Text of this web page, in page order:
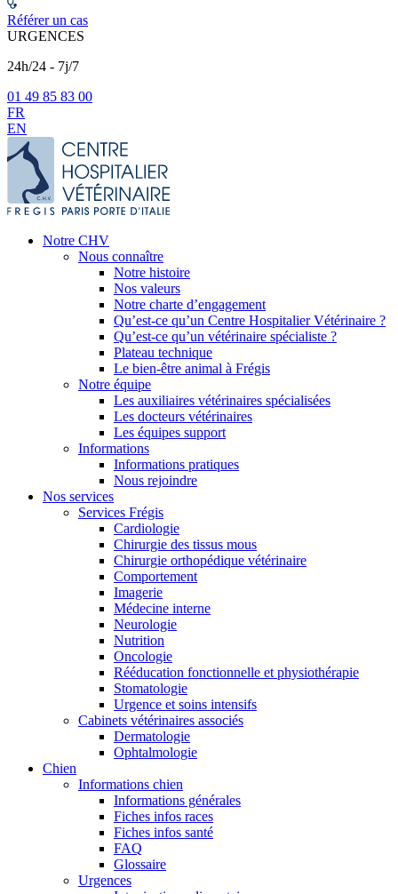
Référer un cas
URGENCES
24h/24 - 7j/7
01 49 85 83 00
FR
EN
Notre CHV
Nous connaître
Notre histoire
Nos valeurs
Notre charte d’engagement
Qu’est-ce qu’un Centre Hospitalier Vétérinaire ?
Qu’est-ce qu’un vétérinaire spécialiste ?
Plateau technique
Le bien-être animal à Frégis
Notre équipe
Les auxiliaires vétérinaires spécialisées
Les docteurs vétérinaires
Les équipes support
Informations
Informations pratiques
Nous rejoindre
Nos services
Services Frégis
Cardiologie
Chirurgie des tissus mous
Chirurgie orthopédique vétérinaire
Comportement
Imagerie
Médecine interne
Neurologie
Nutrition
Oncologie
Rééducation fonctionnelle et physiothérapie
Stomatologie
Urgence et soins intensifs
Cabinets vétérinaires associés
Dermatologie
Ophtalmologie
Chien
Informations chien
Informations générales
Fiches infos races
Fiches infos santé
FAQ
Glossaire
Urgences